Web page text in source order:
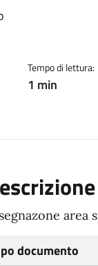
Tempo di lettura:
1 min
area
documento